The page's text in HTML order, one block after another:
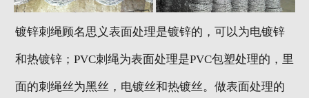
镀锌刺绳顾名思义表面处理是镀锌的，可以为电镀锌
和热镀锌；PVC刺绳为表面处理是PVC包塑处理的，里
面的刺绳丝为黑丝，电镀丝和热镀丝。做表面处理的